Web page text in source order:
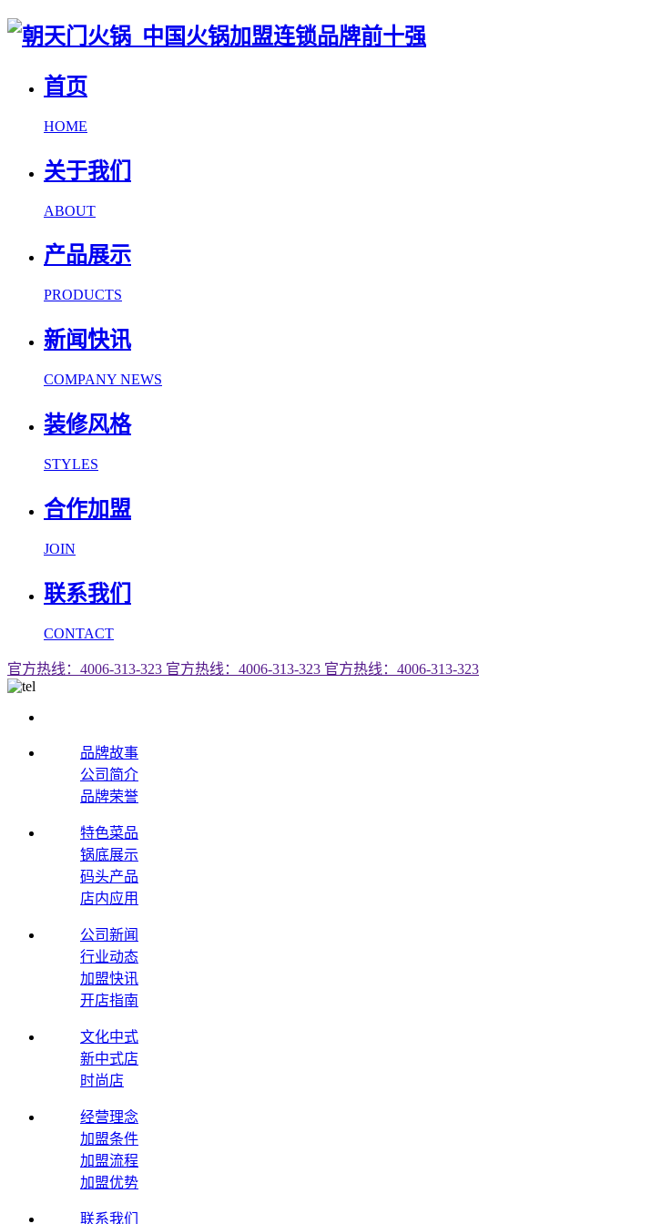
首页
HOME
关于我们
ABOUT
产品展示
PRODUCTS
新闻快讯
COMPANY NEWS
装修风格
STYLES
合作加盟
JOIN
联系我们
CONTACT
官方热线：4006-313-323 官方热线：4006-313-323 官方热线：4006-313-323
品牌故事
公司简介
品牌荣誉
特色菜品
锅底展示
码头产品
店内应用
公司新闻
行业动态
加盟快讯
开店指南
文化中式
新中式店
时尚店
经营理念
加盟条件
加盟流程
加盟优势
联系我们